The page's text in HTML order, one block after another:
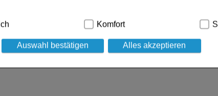
Hierbei handelt es sich um Cookies, die für die
(z.B. Navigation, Warenkorb, Kundenkonto), weshalb auf
des Besuchers oder unsere Seite an
Inhalte anzuzeigen und unser Partnerprogramm zu
Komfort
Auswahl bestätigen Alles akzeptieren
haben sich ebenfalls für folgende Artikel entschieden